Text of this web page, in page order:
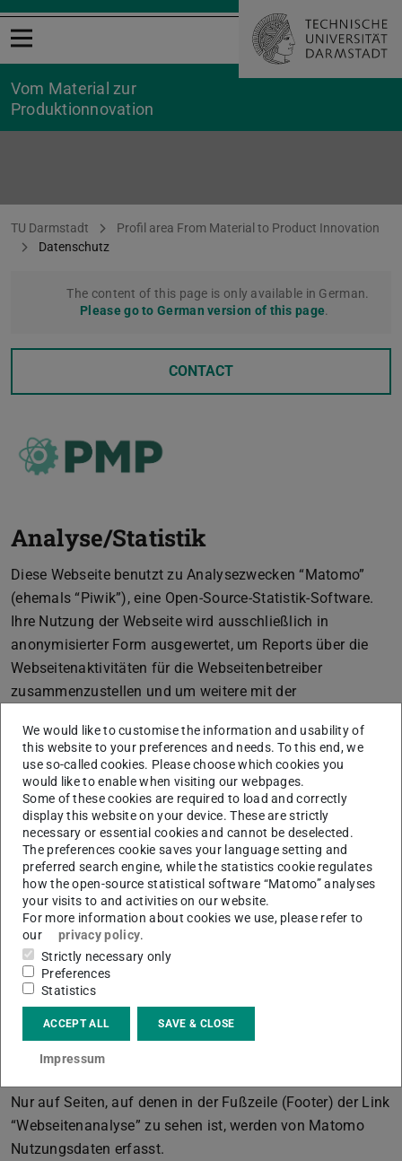
Open menu
Vom Material zur
Produktionnovation
You are here:
TU Darmstadt
Profil area From Material to Product Innovation
Datenschutz
The content of this page is only available in German.
Please go to German version of this page.
CONTACT
Analyse/Statistik
Diese Webseite benutzt zu Analysezwecken “Matomo”
(ehemals “Piwik”), eine Open-Source-Statistik-Software.
Ihre Nutzung der Webseite wird ausschließlich in
anonymisierter Form ausgewertet, um Reports über die
Webseitenaktivitäten für die Webseitenbetreiber
zusammenzustellen und um weitere mit der
Dienstleistungen zu erbringen sowie das Webangebot zu
verbessern.
Die von Matomo erfassten Daten werden auf Servern der
TU Darmstadt gespeichert und unter keinen Umständen
an Dritte weitergegeben. Die IP-Adresse wird sofort nach
der Verarbeitung und vor der Speicherung anonymisiert,
die letzten beiden Tupel der IP-Adresse werden nicht
gespeichert. Matomo verwendet zur Analyse der
Benutzung der Webseiten sog. “Cookies”, Textdateien, die
auf Ihrem Computer gespeichert werden. Durch
entsprechende Einstellungen in der Browser-Software
Sofern Ihr Browser die “Do-Not-Track”-Technik unterstützt
Nur auf Seiten, auf denen in der Fußzeile (Footer) der Link
“Webseitenanalyse” zu sehen ist, werden von Matomo
Nutzungsdaten erfasst.
We would like to customise the information and usability of
this website to your preferences and needs. To this end, we
use so-called cookies. Please choose which cookies you
would like to enable when visiting our webpages.
Some of these cookies are required to load and correctly
display this website on your device. These are strictly
necessary or essential cookies and cannot be deselected.
The preferences cookie saves your language setting and
preferred search engine, while the statistics cookie regulates
how the open-source statistical software “Matomo” analyses
your visits to and activities on our website.
For more information about cookies we use, please refer to
our
privacy policy.
Strictly necessary only
Preferences
Statistics
ACCEPT ALL SAVE & CLOSE
Impressum